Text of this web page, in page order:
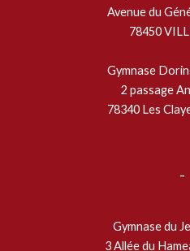
Avenue du
78450
Gymnase
2 passage
78340 Les
-
Gymnase du
3 Allée du